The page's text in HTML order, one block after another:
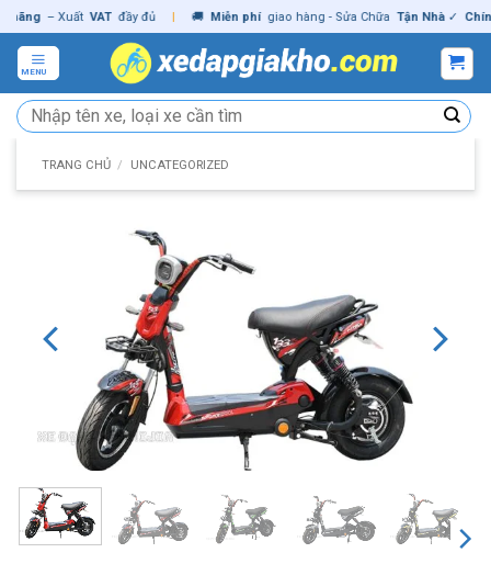
Skip
to
content
– Xuất VAT đầy đủ | 🚚 Miễn phí giao hàng - Sửa Chữa Tận Nhà ✓ Chính
MENU
Tìm
kiếm:
TRANG CHỦ / UNCATEGORIZED